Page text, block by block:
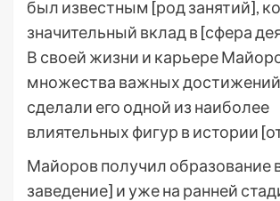
был известным [род занятий],
значительный вклад в [сфера
В своей жизни и карьере
множества важных
сделали его одной из наиболее
влиятельных фигур в истории
Майоров получил образование
заведение] и уже на ранней